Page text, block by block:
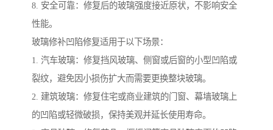
8. 安全可靠：修复后的玻璃强度接近原状，不影响安全
性能。
玻璃修补凹陷修复适用于以下场景：
1. 汽车玻璃：修复挡风玻璃、侧窗或后窗的小型凹陷或
裂纹，避免因小损伤扩大而需要更换整块玻璃。
2. 建筑玻璃：修复住宅或商业建筑的门窗、幕墙玻璃上
的凹陷或轻微破损，保持美观并延长使用寿命。